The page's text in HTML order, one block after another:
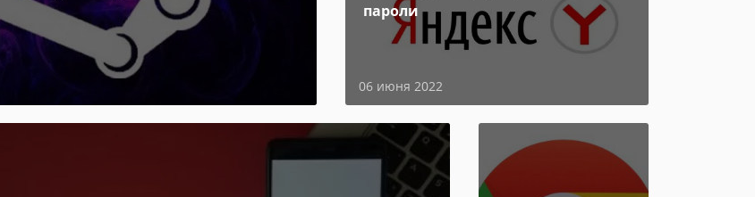
пароли
06 июня 2022